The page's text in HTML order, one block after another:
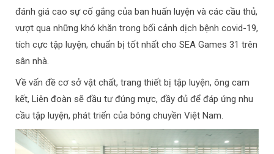
đánh giá cao sự cố gắng của ban huấn luyện và các cầu thủ,
vượt qua những khó khăn trong bối cảnh dịch bệnh covid-19,
tích cực tập luyện, chuẩn bị tốt nhất cho SEA Games 31 trên
sân nhà.
Về vấn đề cơ sở vật chất, trang thiết bị tập luyện, ông cam
kết, Liên đoàn sẽ đầu tư đúng mực, đầy đủ để đáp ứng nhu
cầu tập luyện, phát triển của bóng chuyền Việt Nam.